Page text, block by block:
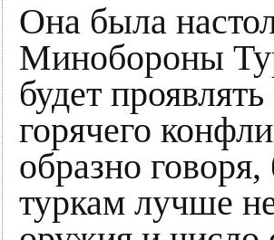
Она была
Минобороны
будет
горячего
образно
туркам лучше